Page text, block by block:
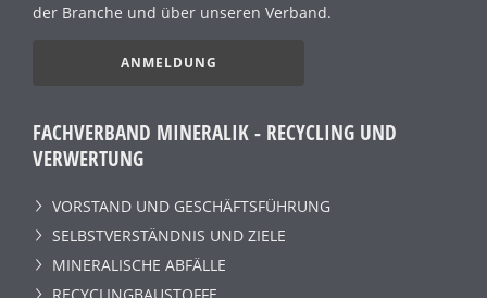
der Branche und über unseren Verband.
ANMELDUNG
FACHVERBAND MINERALIK - RECYCLING UND
VERWERTUNG
VORSTAND UND GESCHÄFTSFÜHRUNG
SELBSTVERSTÄNDNIS UND ZIELE
MINERALISCHE ABFÄLLE